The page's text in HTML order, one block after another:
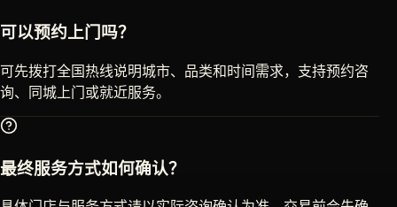
可以预约上门吗？
可先拨打全国热线说明城市、品类和时间需求，支持预约咨
询、同城上门或就近服务。
最终服务方式如何确认？